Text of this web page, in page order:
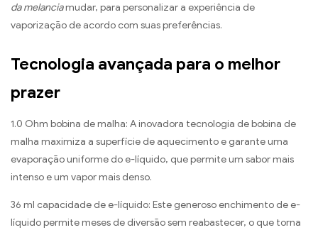
da melanciamudar, para personalizar a experiência de
vaporização de acordo com suas preferências.
Tecnologia avançada para o melhor
prazer
1.0 Ohm bobina de malha: A inovadora tecnologia de bobina de
malha maximiza a superfície de aquecimento e garante uma
evaporação uniforme do e-líquido, que permite um sabor mais
intenso e um vapor mais denso.
36 ml capacidade de e-líquido: Este generoso enchimento de e-
líquido permite meses de diversão sem reabastecer, o que torna